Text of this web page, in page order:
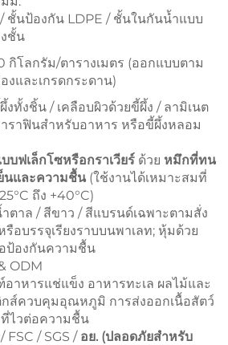
ชั้นป้องกัน LDPE / ชั้นในกันน้ำแบบ
ชั้น
กิโลกรัม/ตารางเมตร (ออกแบบตาม
งและเกรดกระดาน)
งทั้งชิ้น / เคลือบผิวด้วยขี้ผึ้ง / ลามิเนต
ราฟินสำหรับอาหาร หรือขี้ผึ้งหลอม
บฟเล็กโซหรือกราเวียร์ ด้วย หมึกที่ทน
นและความชื้น (ใช้งานได้เหมาะสมที่
ถึง +40°C)
ตาล / สีขาว / สีแบรนด์เฉพาะตามสั่ง
รือบรรจุเรียงราบบนพาเลท; หุ้มด้วย
ป้องกันความชื้น
ODM
าหารแช่แข็ง อาหารทะเล ผลไม้และ
กส์ควบคุมอุณหภูมิ การส่งออกเนื้อสัตว์
ไวต่อความชื้น
FSC / SGS / อย. (ปลอดภัยสำหรับ